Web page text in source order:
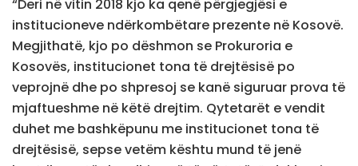
“Deri në vitin 2018 kjo ka qenë përgjegjësi e
institucioneve ndërkombëtare prezente në Kosovë.
Megjithatë, kjo po dëshmon se Prokuroria e
Kosovës, institucionet tona të drejtësisë po
veprojnë dhe po shpresoj se kanë siguruar prova të
mjaftueshme në këtë drejtim. Qytetarët e vendit
duhet me bashkëpunu me institucionet tona të
drejtësisë, sepse vetëm kështu mund të jenë